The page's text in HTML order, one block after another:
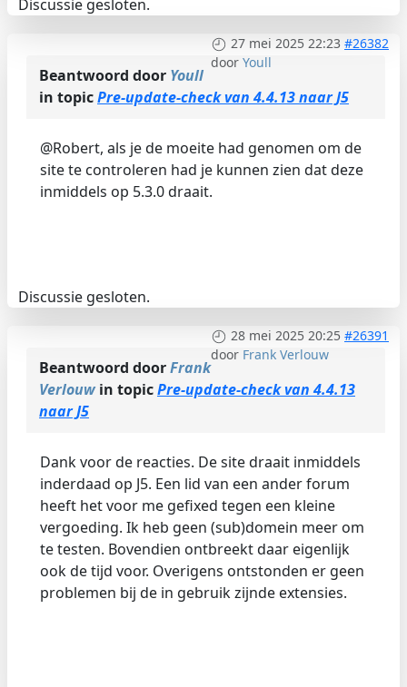
Discussie gesloten.
27 mei 2025 22:23 #26382
door Youll
Beantwoord door Youll
in topicPre-update-check van 4.4.13 naar J5
@Robert, als je de moeite had genomen om de
site te controleren had je kunnen zien dat deze
inmiddels op 5.3.0 draait.
Discussie gesloten.
28 mei 2025 20:25 #26391
door Frank Verlouw
Beantwoord doorFrank
Verlouwin topicPre-update-check van 4.4.13
naar J5
Dank voor de reacties. De site draait inmiddels
inderdaad op J5. Een lid van een ander forum
heeft het voor me gefixed tegen een kleine
vergoeding. Ik heb geen (sub)domein meer om
te testen. Bovendien ontbreekt daar eigenlijk
ook de tijd voor. Overigens ontstonden er geen
problemen bij de in gebruik zijnde extensies.